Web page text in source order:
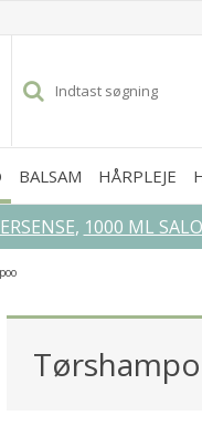
BALSAM HÅRPLEJE
, 1000 ML